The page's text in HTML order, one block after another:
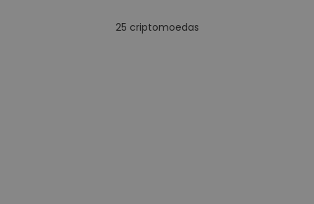
25 criptomoedas